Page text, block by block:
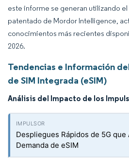
este informe se generan utilizando
patentado de Mordor Intelligence,
conocimientos más recientes
2026.
Tendencias e Información
de SIM Integrada (eSIM)
Análisis del Impacto de los
Despliegues Rápidos de 5G que
Demanda de eSIM